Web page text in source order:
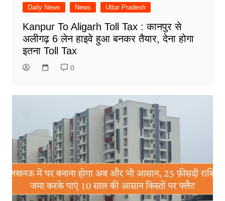
Daily News News Uttar Pradesh
Kanpur To Aligarh Toll Tax : कानपुर से
अलीगढ़ 6 लेन हाइवे हुआ बनकर तैयार, देना होगा
इतना Toll Tax
0